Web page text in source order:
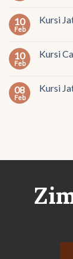
10
Feb
Kursi
10
Feb
Kursi
08
Feb
Kursi